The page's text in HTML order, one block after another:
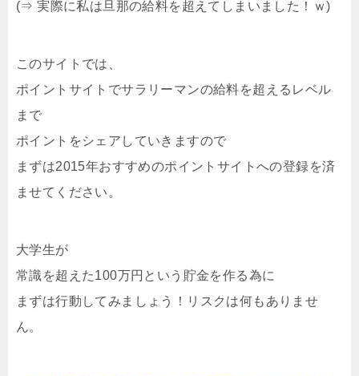
(⇒ 実際に私は旦那の給料を超えてしまいました！ｗ)
このサイトでは、
ポイントサイトでサラリーマンの給料を超えるレベル
まで
ポイントをシェアしていきますので
まずは2015年おすすめのポイントサイトへの登録を済
ませてください。
大学生が
常識を超えた100万円という貯金を作る為に
まずは行動してみましょう！リスクは何もありませ
ん。